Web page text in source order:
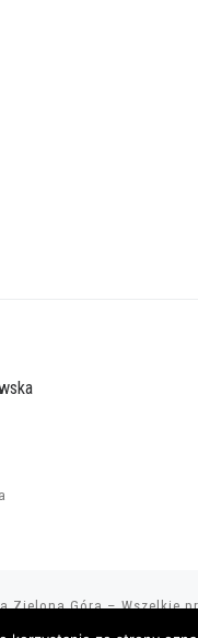
Zielona Góra – Wszelkie